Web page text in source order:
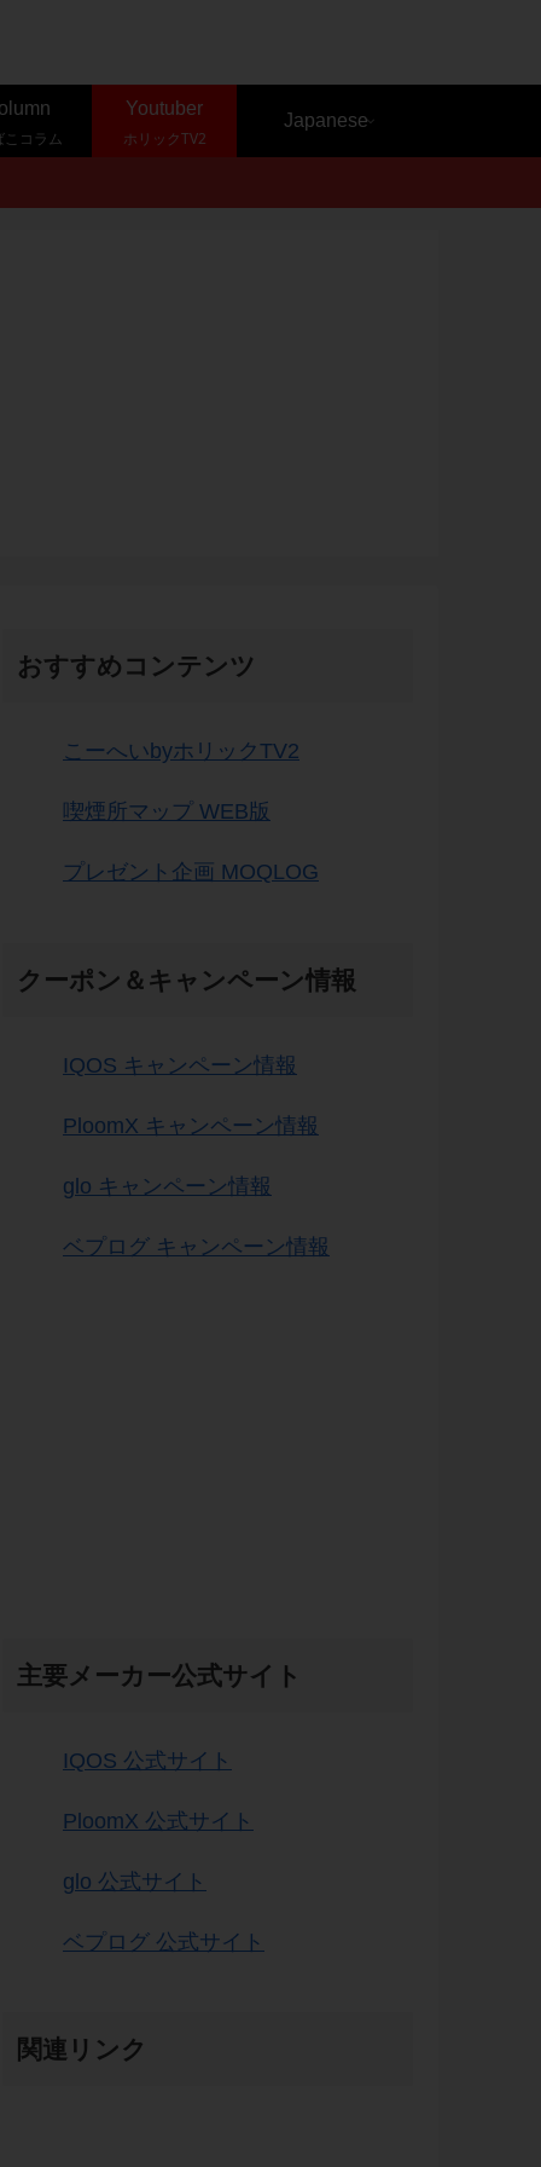
こコラム
Youtuber
ホリックTV2
Japanese
おすすめコンテンツ
こーへいbyホリックTV2
喫煙所マップ WEB版
プレゼント企画 MOQLOG
クーポン＆キャンペーン情報
IQOS キャンペーン情報
PloomX キャンペーン情報
glo キャンペーン情報
ベプログ キャンペーン情報
主要メーカー公式サイト
IQOS 公式サイト
PloomX 公式サイト
glo 公式サイト
ベプログ 公式サイト
関連リンク